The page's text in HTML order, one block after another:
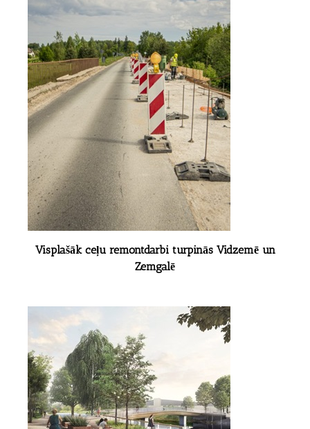
Visplašāk ceļu remontdarbi turpinās Vidzemē un
Zemgalē